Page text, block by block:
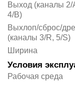
Выход (каналы 2/
4/B)
Выхлоп/сброс/
(каналы 3/R, 5/S)
Ширина
Условия
Рабочая среда